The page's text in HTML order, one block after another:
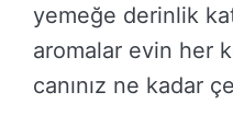
yemeğe derinlik
aromalar evin her
canınız ne kadar